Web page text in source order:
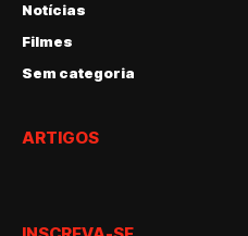
Notícias
Filmes
Sem categoria
ARTIGOS